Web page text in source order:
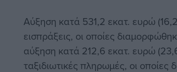
Αύξηση κατά 531,2 εκατ. ευρώ
εισπράξεις, οι οποίες
αύξηση κατά 212,6 εκατ. ευρώ
ταξιδιωτικές πληρωμές, οι οποίες